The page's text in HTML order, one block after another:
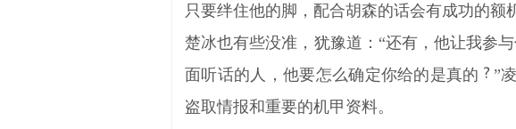
只要绊住他的脚，配合胡森的话会有成功的额
楚冰也有些没准，犹豫道：“还有，他让我参
面听话的人，他要怎么确定你给的是真的
”
盗取情报和重要的机甲资料。